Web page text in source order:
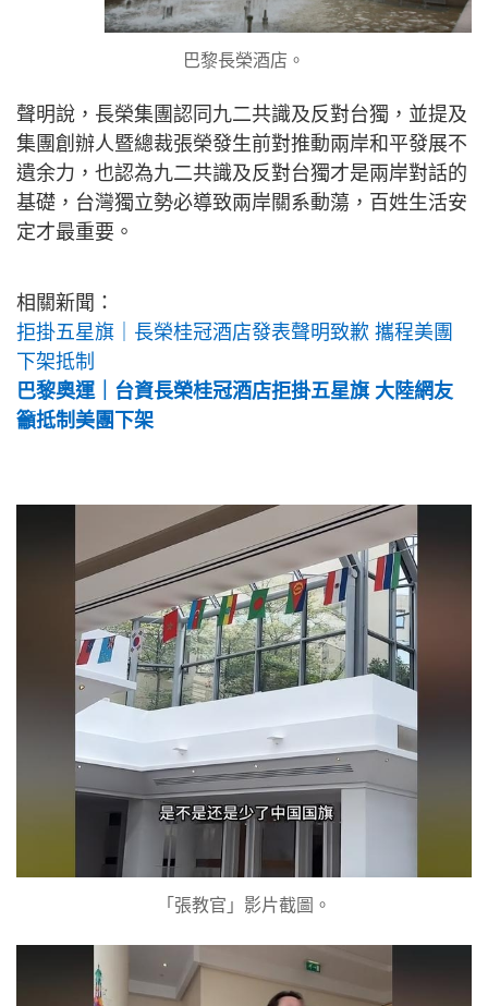
巴黎長榮酒店。
聲明說，長榮集團認同九二共識及反對台獨，並提及
集團創辦人暨總裁張榮發生前對推動兩岸和平發展不
遺余力，也認為九二共識及反對台獨才是兩岸對話的
基礎，台灣獨立勢必導致兩岸關系動蕩，百姓生活安
定才最重要。
相關新聞：
拒掛五星旗｜長榮桂冠酒店發表聲明致歉 攜程美團
下架抵制
巴黎奧運｜台資長榮桂冠酒店拒掛五星旗 大陸網友
籲抵制美團下架
「張教官」影片截圖。